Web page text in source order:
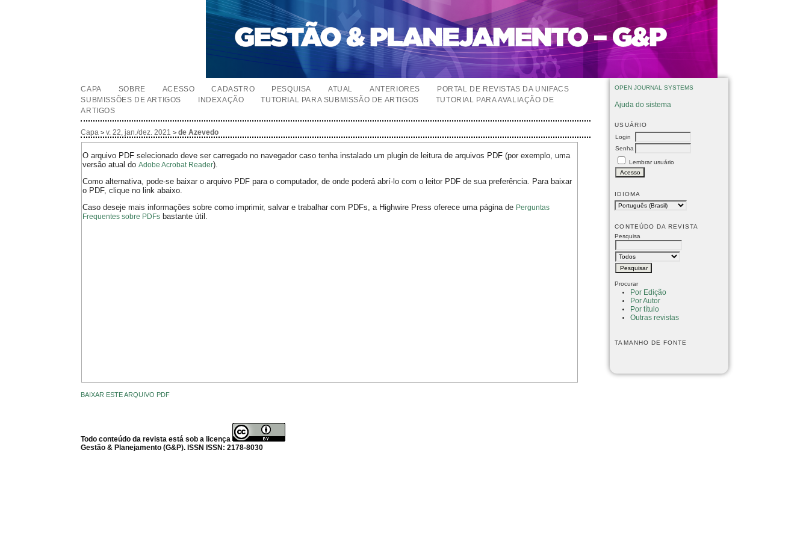
OPEN JOURNAL SYSTEMS
Ajuda do sistema
USUÁRIO
Login
Senha
Lembrar usuário
IDIOMA
CONTEÚDO DA REVISTA
Pesquisa
Procurar
Por Edição
Por Autor
Por título
Outras revistas
TAMANHO DE FONTE
CAPA SOBRE ACESSO CADASTRO PESQUISA ATUAL ANTERIORES
PORTAL DE REVISTAS DA UNIFACS
SUBMISSÕES DE ARTIGOS
INDEXAÇÃO TUTORIAL PARA SUBMISSÃO DE ARTIGOS
TUTORIAL PARA AVALIAÇÃO DE
ARTIGOS
Capa >v. 22, jan./dez. 2021 >de Azevedo
O arquivo PDF selecionado deve ser carregado no navegador caso tenha instalado um plugin de leitura de arquivos PDF (por exemplo, uma
versão atual doAdobe Acrobat Reader).
Como alternativa, pode-se baixar o arquivo PDF para o computador, de onde poderá abrí-lo com o leitor PDF de sua preferência. Para baixar
o PDF, clique no link abaixo.
Caso deseje mais informações sobre como imprimir, salvar e trabalhar com PDFs, a Highwire Press oferece uma página de Perguntas
Frequentes sobre PDFs bastante útil.
BAIXAR ESTE ARQUIVO PDF
Todo conteúdo da revista está sob a licença
Gestão & Planejamento (G&P). ISSN ISSN: 2178-8030